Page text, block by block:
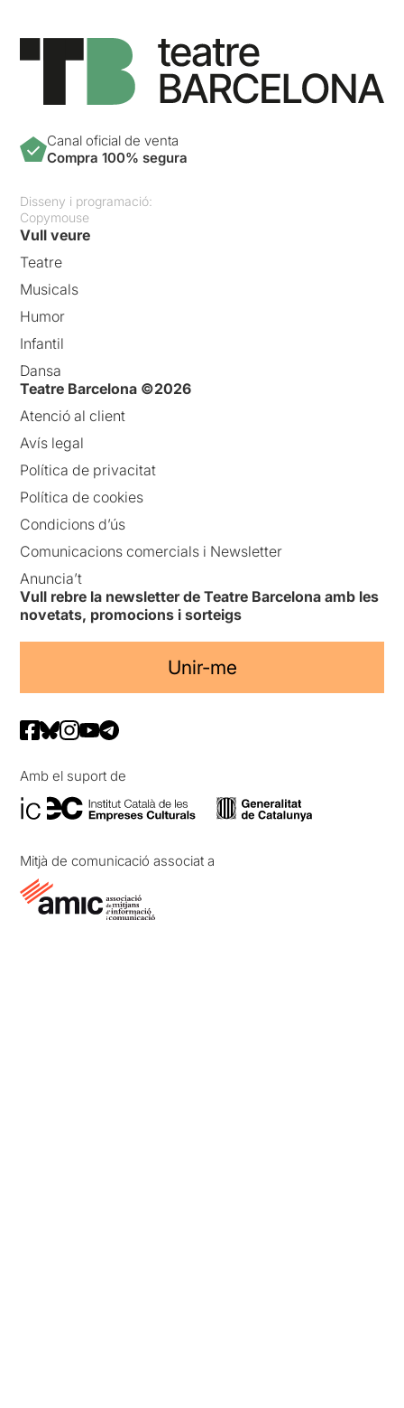
Canal oficial de venta
Compra 100% segura
Disseny i programació:
Copymouse
Vull veure
Teatre
Musicals
Humor
Infantil
Dansa
Teatre Barcelona ©2026
Atenció al client
Avís legal
Política de privacitat
Política de cookies
Condicions d’ús
Comunicacions comercials i Newsletter
Anuncia’t
Vull rebre la newsletter de Teatre Barcelona amb les
novetats, promocions i sorteigs
Unir-me
Amb el suport de
Mitjà de comunicació associat a